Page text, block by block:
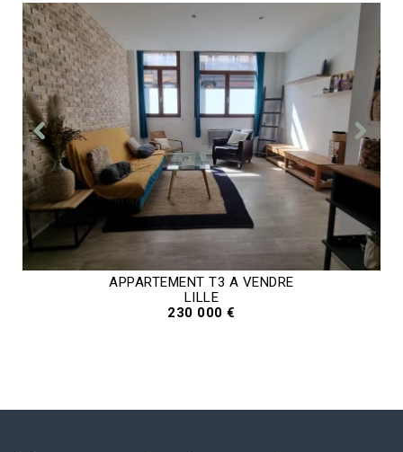
APPARTEMENT T3 A VENDRE
LILLE
230 000 €